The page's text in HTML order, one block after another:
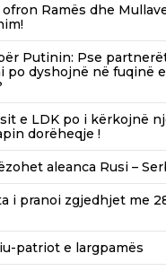
Ramës dhe
Putinin: Pse
po dyshojnë në fuqinë e
e LDK po i kërkojnë
dorëheqje !
aleanca Rusi –
i pranoi zgjedhjet me
patriot e largpamës